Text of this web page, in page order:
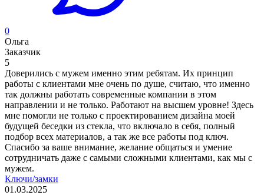
0
Ольга
Заказчик
5
Доверились с мужем именно этим ребятам. Их принцип
работы с клиентами мне очень по душе, считаю, что именно
так должны работать современные компании в этом
направлении и не только. Работают на высшем уровне! Здесь
мне помогли не только с проектированием дизайна моей
будущей беседки из стекла, что включало в себя, полный
подбор всех материалов, а так же все работы под ключ.
Спасибо за ваше внимание, желание общаться и умение
сотрудничать даже с самыми сложными клиентами, как мы с
мужем.
Ключи/замки
01.03.2025